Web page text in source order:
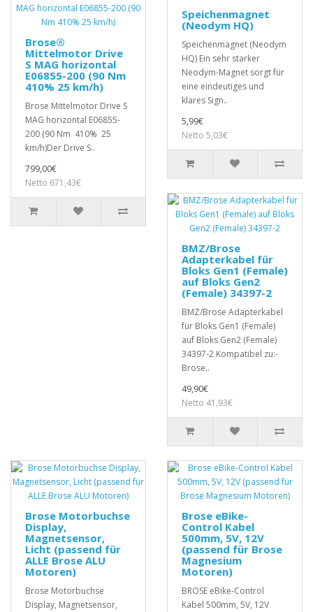
Brose®
Mittelmotor Drive
S MAG horizontal
E06855-200 (90 Nm
410% 25 km/h)
Brose Mittelmotor Drive S
MAG horizontal E06855-
200 (90 Nm 410% 25
km/h)Der Drive S..
799,00€
Netto 671,43€
Speichenmagnet
(Neodym HQ)
Speichenmagnet (Neodym
HQ) Ein sehr starker
Neodym-Magnet sorgt für
eine eindeutiges und
klares Sign..
5,99€
Netto 5,03€
BMZ/Brose
Adapterkabel für
Bloks Gen1 (Female)
auf Bloks Gen2
(Female) 34397-2
BMZ/Brose Adapterkabel
für Bloks Gen1 (Female)
auf Bloks Gen2 (Female)
34397-2 Kompatibel zu:-
Brose..
49,90€
Netto 41,93€
Brose Motorbuchse
Display,
Magnetsensor,
Licht (passend für
ALLE Brose ALU
Motoren)
Brose Motorbuchse
Display, Magnetsensor,
Brose eBike-
Control Kabel
500mm, 5V, 12V
(passend für Brose
Magnesium
Motoren)
BROSE eBike-Control
Kabel 500mm, 5V, 12V